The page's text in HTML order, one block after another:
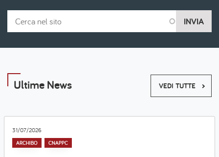
Ultime News VEDI TUTTE
31/07/2026
ARCHIBO CNAPPC